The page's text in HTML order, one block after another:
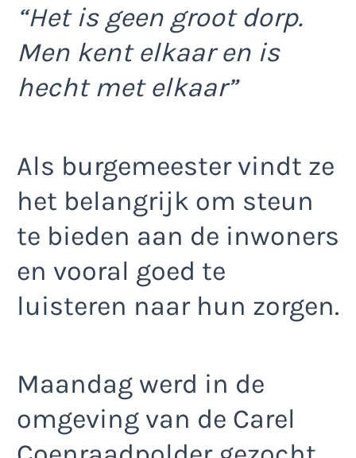
“Het is geen groot dorp.
Men kent elkaar en is
hecht met elkaar”
Als burgemeester vindt ze
het belangrijk om steun
te bieden aan de inwoners
en vooral goed te
luisteren naar hun zorgen.
Maandag werd in de
omgeving van de Carel